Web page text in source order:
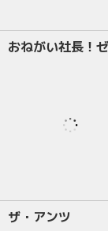
おねがい社長！
ザ・アンツ